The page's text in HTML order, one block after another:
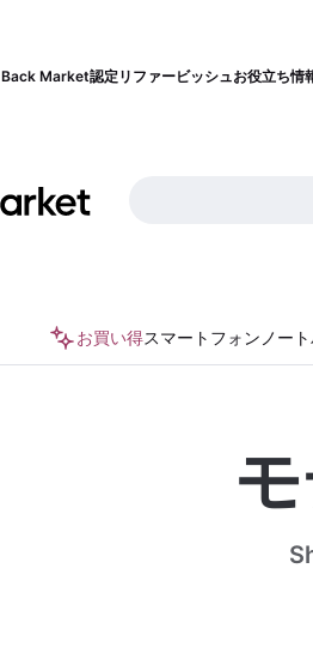
Back Market認定リファービッシュお役立ち情
お買い得スマートフォン ノー